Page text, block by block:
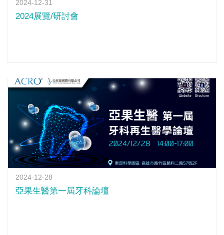
2024-12-31
2024展覽/研討會
2024-12-28
亞果生醫第一屆牙科論壇